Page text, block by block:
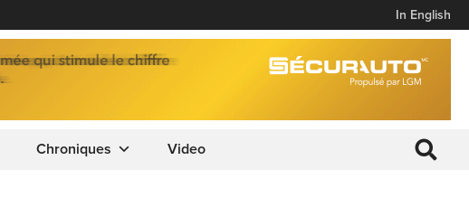
In English
Chroniques Video